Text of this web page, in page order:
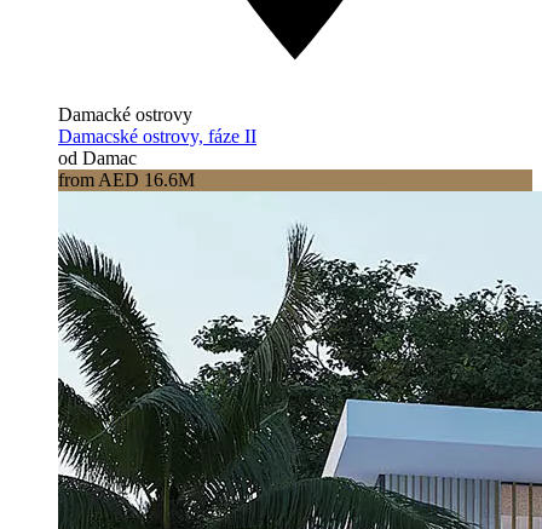
Damacké ostrovy
Damacské ostrovy, fáze II
od Damac
from AED 16.6M